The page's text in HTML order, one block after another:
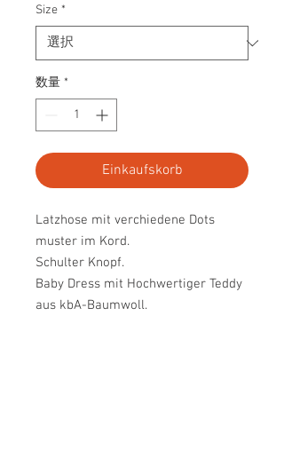
Size *
数量 *
Einkaufskorb
Latzhose mit verchiedene Dots
muster im Kord.
Schulter Knopf.
Baby Dress mit Hochwertiger Teddy
aus kbA-Baumwoll.